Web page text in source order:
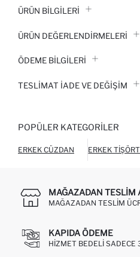
ÜRÜN BILGILERI
ÜRÜN DEĞERLENDİRMELERİ
ÖDEME BİLGİLERİ
TESLIMAT İADE VE DEĞIŞIM
POPÜLER KATEGORILER
ERKEK CÜZDAN ERKEK TIŞÖRT
MAĞAZADAN TESLIM
MAĞAZADAN TESLIM
KAPIDA ÖDEME
HIZMET BEDELI SADECE